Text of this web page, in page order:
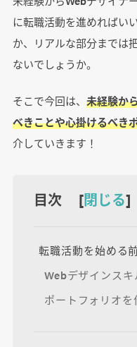
に転職活動を進めればい
か、リアルな部分までは
ないでしょうか。
そこで今回は、 未経験か
べきことや心掛けるべき
介していきます！
目次 [閉じる]
転職活動を始める
Webデザインス
ポートフォリオを